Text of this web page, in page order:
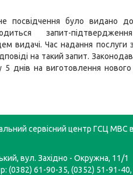
посвідчення було видано
запит-
видачі. Час надання послуги
на такий запит.
5 днів на виготовлення нового
сервісний центр ГСЦ МВС
вул. Західно - Окружна, 11/1
(0382) 61-90-35, (0352) 51-91-